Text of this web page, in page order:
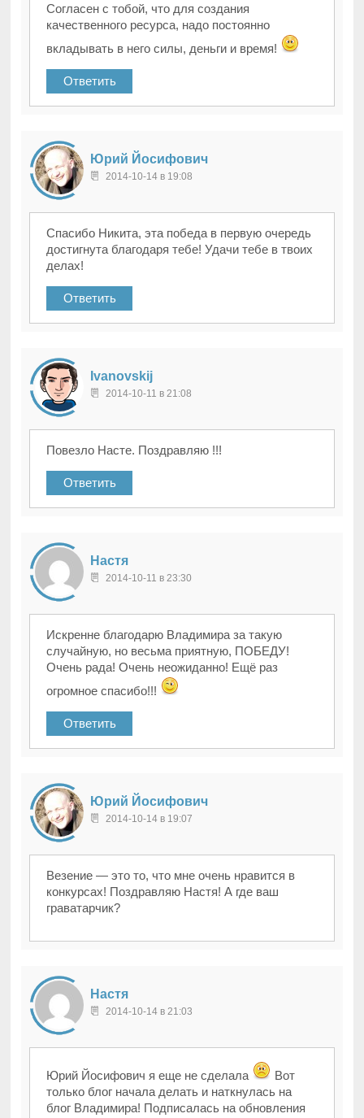
Согласен с тобой, что для создания
качественного ресурса, надо постоянно
вкладывать в него силы, деньги и время!
Ответить
Юрий Йосифович
2014-10-14 в 19:08
Спасибо Никита, эта победа в первую очередь
достигнута благодаря тебе! Удачи тебе в твоих
делах!
Ответить
Ivanovskij
2014-10-11 в 21:08
Повезло Насте. Поздравляю !!!
Ответить
Настя
2014-10-11 в 23:30
Искренне благодарю Владимира за такую
случайную, но весьма приятную, ПОБЕДУ!
Очень рада! Очень неожиданно! Ещё раз
огромное спасибо!!!
Ответить
Юрий Йосифович
2014-10-14 в 19:07
Везение — это то, что мне очень нравится в
конкурсах! Поздравляю Настя! А где ваш
граватарчик?
Настя
2014-10-14 в 21:03
Юрий Йосифович я еще не сделала
Вот
только блог начала делать и наткнулась на
блог Владимира! Подписалась на обновления